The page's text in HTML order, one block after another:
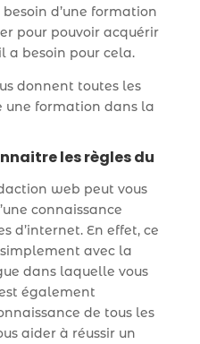
d’une formation
pour pouvoir acquérir
a besoin pour cela.
donnent toutes les
une formation dans la
les règles du
web peut vous
connaissance
d’internet. En effet, ce
avec la
dans laquelle vous
également
de tous les
aider à réussir un